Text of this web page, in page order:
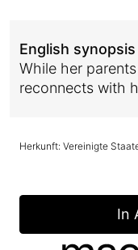
English synopsis
While her
reconnects with
Herkunft: Vereinigte
In